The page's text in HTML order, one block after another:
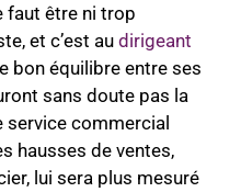
faut être ni trop
et c’est audirigeant
bon équilibre entre ses
sans doute pas la
service commercial
hausses de ventes,
lui sera plus mesuré